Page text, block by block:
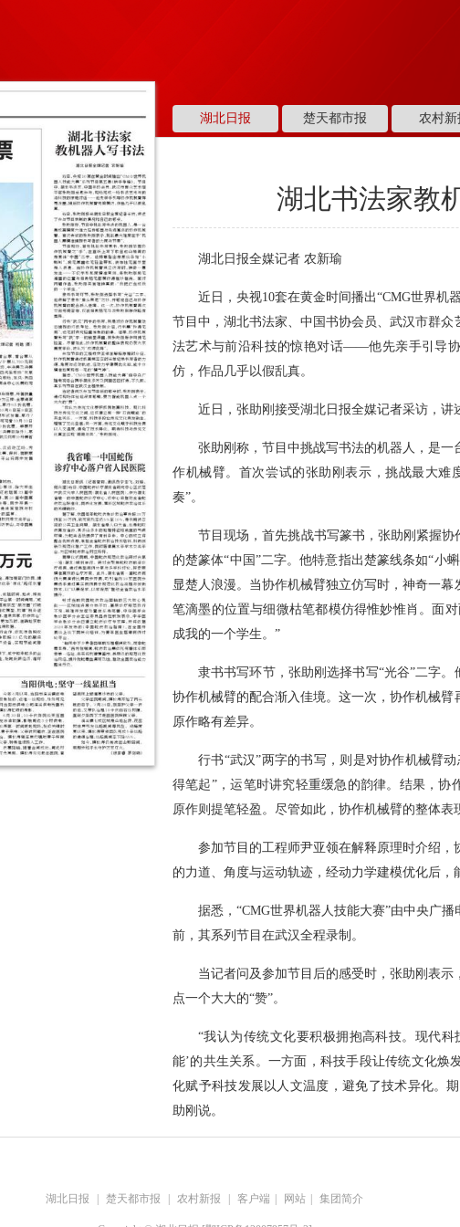
湖北日报 楚天都市报 农村新
湖北书法家教
湖北日报全媒记者 农新瑜
近日，央视10套在黄金时间播出“CMG世界机
节目中，湖北书法家、中国书协会员、武汉市群
法艺术与前沿科技的惊艳对话——他先亲手引导
仿，作品几乎以假乱真。
近日，张助刚接受湖北日报全媒记者采访，讲
张助刚称，节目中挑战写书法的机器人，是
作机械臂。首次尝试的张助刚表示，挑战最大难
奏”。
节目现场，首先挑战书写篆书，张助刚紧握
的楚篆体“中国”二字。他特意指出楚篆线条如“小
显楚人浪漫。当协作机械臂独立仿写时，神奇一
笔滴墨的位置与细微枯笔都模仿得惟妙惟肖。面
成我的一个学生。”
隶书书写环节，张助刚选择书写“光谷”二字
协作机械臂的配合渐入佳境。这一次，协作机械
原作略有差异。
行书“武汉”两字的书写，则是对协作机械臂
得笔起”，运笔时讲究轻重缓急的韵律。结果，协
原作则提笔轻盈。尽管如此，协作机械臂的整体表
参加节目的工程师尹亚领在解释原理时介绍
的力道、角度与运动轨迹，经动力学建模优化后，
据悉，“CMG世界机器人技能大赛”由中央广
前，其系列节目在武汉全程录制。
当记者问及参加节目后的感受时，张助刚表
点一个大大的“赞”。
“我认为传统文化要积极拥抱高科技。现代
能’的共生关系。一方面，科技手段让传统文化焕
化赋予科技发展以人文温度，避免了技术异化。
助刚说。
湖北日报 楚天都市报 农村新报 客户端 网站 集团简介